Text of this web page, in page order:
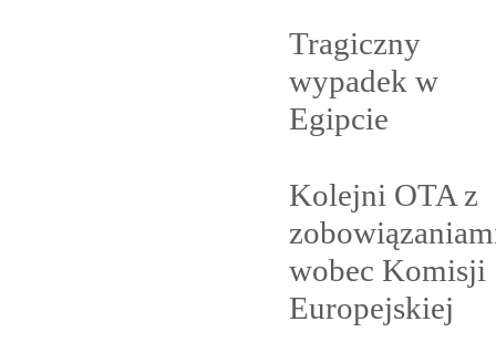
Tragiczny
wypadek w
Egipcie
Kolejni OTA z
wobec Komisji
Europejskiej